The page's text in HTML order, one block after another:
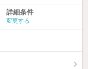
詳細条件
変更する